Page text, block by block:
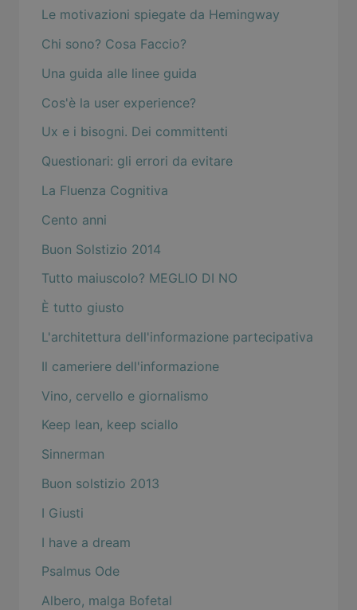
Le motivazioni spiegate da Hemingway
Chi sono? Cosa Faccio?
Una guida alle linee guida
Cos'è la user experience?
Ux e i bisogni. Dei committenti
Questionari: gli errori da evitare
La Fluenza Cognitiva
Cento anni
Buon Solstizio 2014
Tutto maiuscolo? MEGLIO DI NO
È tutto giusto
L'architettura dell'informazione partecipativa
Il cameriere dell'informazione
Vino, cervello e giornalismo
Keep lean, keep sciallo
Sinnerman
Buon solstizio 2013
I Giusti
I have a dream
Psalmus Ode
Albero, malga Bofetal